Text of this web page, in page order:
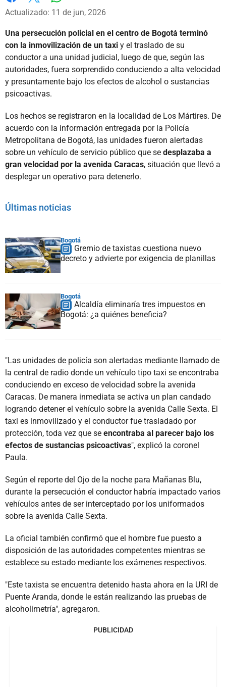
Facebook
X
Actualizado: 11 de jun, 2026
Una persecución policial en el centro de Bogotá terminó
con la inmovilización de un taxi y el traslado de su
conductor a una unidad judicial, luego de que, según las
autoridades, fuera sorprendido conduciendo a alta velocidad
y presuntamente bajo los efectos de alcohol o sustancias
psicoactivas.
Los hechos se registraron en la localidad de Los Mártires. De
acuerdo con la información entregada por la Policía
Metropolitana de Bogotá, las unidades fueron alertadas
sobre un vehículo de servicio público que se desplazaba a
gran velocidad por la avenida Caracas, situación que llevó a
desplegar un operativo para detenerlo.
Últimas noticias
Bogotá
Gremio de taxistas cuestiona nuevo
decreto y advierte por exigencia de planillas
Bogotá
Alcaldía eliminaría tres impuestos en
Bogotá: ¿a quiénes beneficia?
"Las unidades de policía son alertadas mediante llamado de
la central de radio donde un vehículo tipo taxi se encontraba
conduciendo en exceso de velocidad sobre la avenida
Caracas. De manera inmediata se activa un plan candado
logrando detener el vehículo sobre la avenida Calle Sexta. El
taxi es inmovilizado y el conductor fue trasladado por
protección, toda vez que se encontraba al parecer bajo los
efectos de sustancias psicoactivas", explicó la coronel
Paula.
Según el reporte del Ojo de la noche para Mañanas Blu,
durante la persecución el conductor habría impactado varios
vehículos antes de ser interceptado por los uniformados
sobre la avenida Calle Sexta.
La oficial también confirmó que el hombre fue puesto a
disposición de las autoridades competentes mientras se
establece su estado mediante los exámenes respectivos.
"Este taxista se encuentra detenido hasta ahora en la URI de
Puente Aranda, donde le están realizando las pruebas de
alcoholimetría", agregaron.
PUBLICIDAD